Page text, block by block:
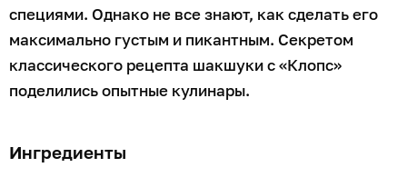
специями. Однако не все знают, как сделать его
максимально густым и пикантным. Секретом
классического рецепта шакшуки с «Клопс»
поделились опытные кулинары.
Ингредиенты